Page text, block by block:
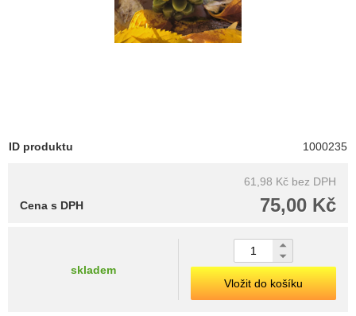
ID produktu 1000235
61,98 Kč bez DPH
75,00 Kč
Cena s DPH
skladem
Vložit do košíku